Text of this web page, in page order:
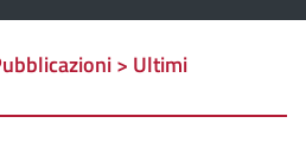
> Ultimi